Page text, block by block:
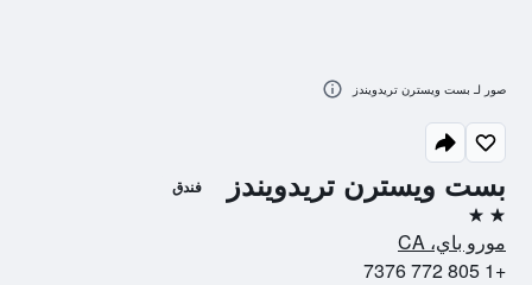
بست ويسترن تريدويندز فندق
2 نجمتين
مورو باي، CA
+1 805 772 7376
صور لـ بست ويسترن تريدويندز